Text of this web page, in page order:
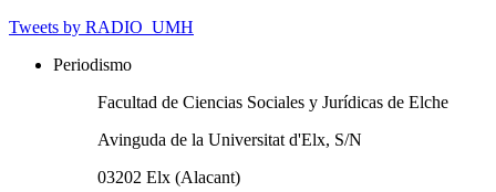
Tweets by RADIO_UMH
Periodismo
Facultad de Ciencias Sociales y Jurídicas de Elche
Avinguda de la Universitat d'Elx, S/N
03202 Elx (Alacant)